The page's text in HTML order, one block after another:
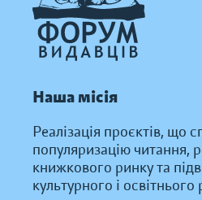
Наша місія
Реалізація проєктів, що
популяризацію читання,
книжкового ринку та
культурного і освітнього